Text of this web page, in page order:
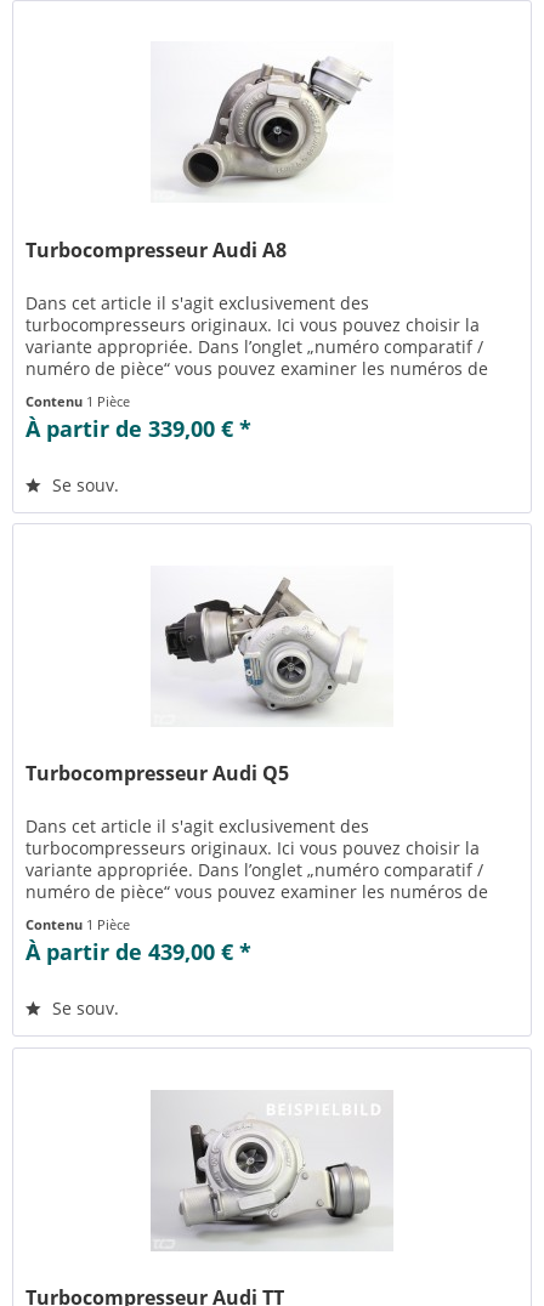
Turbocompresseur Audi A8
Dans cet article il s'agit exclusivement des
turbocompresseurs originaux. Ici vous pouvez choisir la
variante appropriée. Dans l’onglet „numéro comparatif /
numéro de pièce“ vous pouvez examiner les numéros de
Contenu 1 Pièce
À partir de 339,00 € *
Se souv.
Turbocompresseur Audi Q5
Dans cet article il s'agit exclusivement des
turbocompresseurs originaux. Ici vous pouvez choisir la
variante appropriée. Dans l’onglet „numéro comparatif /
numéro de pièce“ vous pouvez examiner les numéros de
pièce appropriés pour la...
Contenu 1 Pièce
À partir de 439,00 € *
Se souv.
Turbocompresseur Audi TT